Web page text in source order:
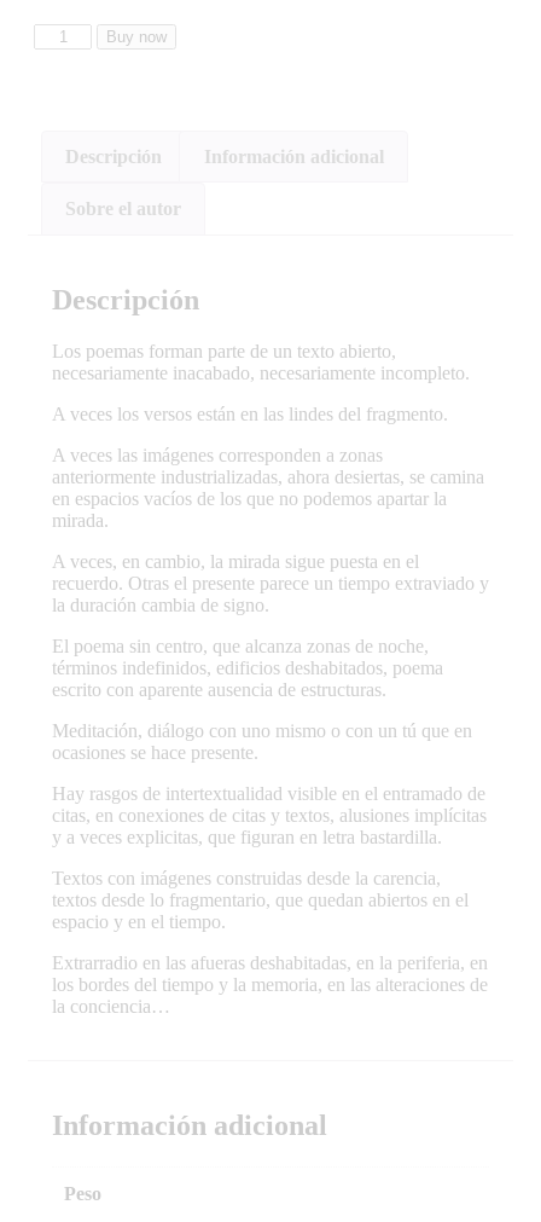
Buy now
Descripción Información adicional
Sobre el autor
Descripción
Los poemas forman parte de un texto abierto,
necesariamente inacabado, necesariamente incompleto.
A veces los versos están en las lindes del fragmento.
A veces las imágenes corresponden a zonas
anteriormente industrializadas, ahora desiertas, se camina
en espacios vacíos de los que no podemos apartar la
mirada.
A veces, en cambio, la mirada sigue puesta en el
recuerdo. Otras el presente parece un tiempo extraviado y
la duración cambia de signo.
El poema sin centro, que alcanza zonas de noche,
términos indefinidos, edificios deshabitados, poema
escrito con aparente ausencia de estructuras.
Meditación, diálogo con uno mismo o con un tú que en
ocasiones se hace presente.
Hay rasgos de intertextualidad visible en el entramado de
citas, en conexiones de citas y textos, alusiones implícitas
y a veces explicitas, que figuran en letra bastardilla.
Textos con imágenes construidas desde la carencia,
textos desde lo fragmentario, que quedan abiertos en el
espacio y en el tiempo.
Extrarradio en las afueras deshabitadas, en la periferia, en
los bordes del tiempo y la memoria, en las alteraciones de
la conciencia…
Información adicional
Peso